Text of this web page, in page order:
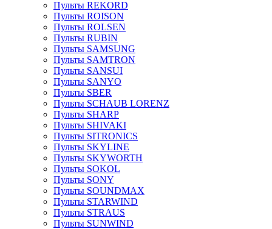
Пульты REKORD
Пульты ROISON
Пульты ROLSEN
Пульты RUBIN
Пульты SAMSUNG
Пульты SAMTRON
Пульты SANSUI
Пульты SANYO
Пульты SBER
Пульты SCHAUB LORENZ
Пульты SHARP
Пульты SHIVAKI
Пульты SITRONICS
Пульты SKYLINE
Пульты SKYWORTH
Пульты SOKOL
Пульты SONY
Пульты SOUNDMAX
Пульты STARWIND
Пульты STRAUS
Пульты SUNWIND